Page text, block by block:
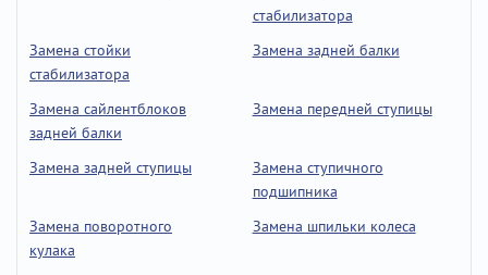
стабилизатора
Замена стойки
стабилизатора
Замена задней балки
Замена сайлентблоков
задней балки
Замена передней ступицы
Замена задней ступицы
Замена ступичного
подшипника
Замена поворотного
кулака
Замена шпильки колеса